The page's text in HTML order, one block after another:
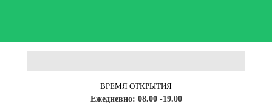
ВРЕМЯ ОТКРЫТИЯ
Ежедневно: 08.00 -19.00